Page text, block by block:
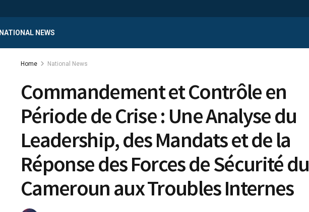
NATIONAL NEWS
Home National News
Commandement et Contrôle en
Période de Crise : Une Analyse du
Leadership, des Mandats et de la
Réponse des Forces de Sécurité du
Cameroun aux Troubles Internes